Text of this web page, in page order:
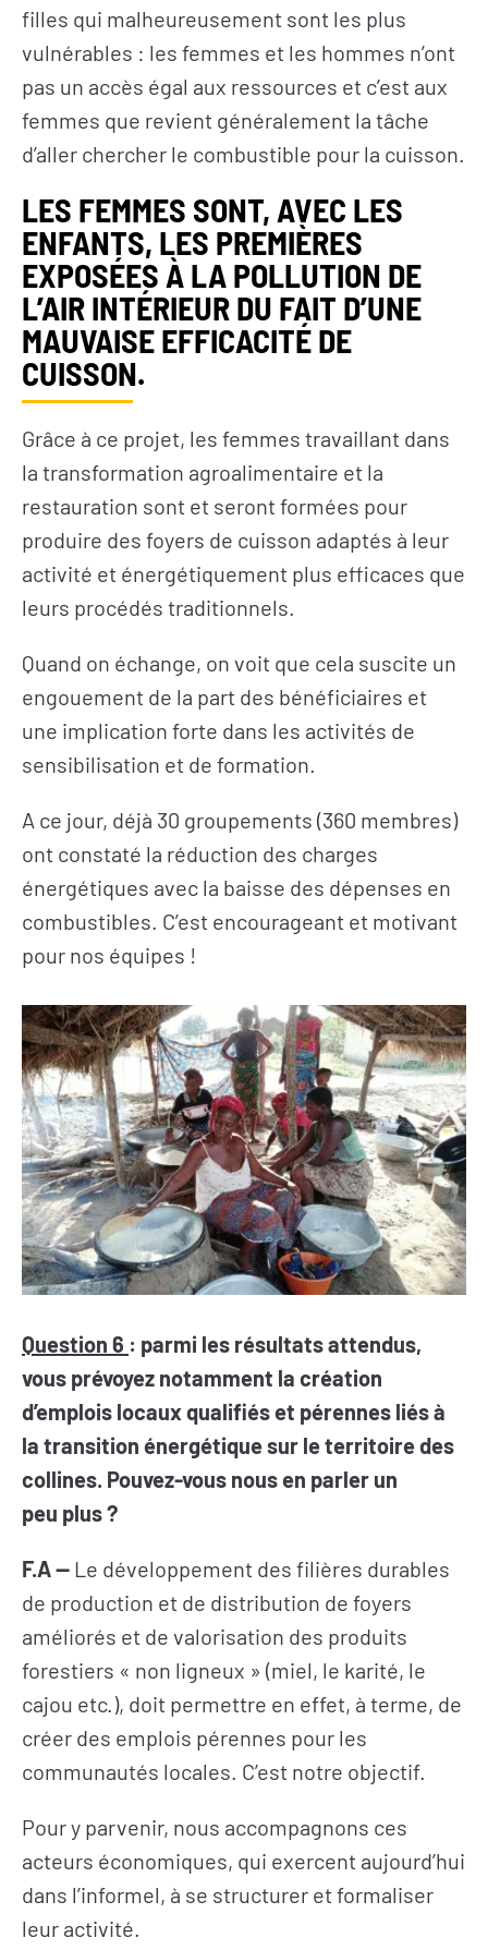
filles qui malheureusement sont les plus
vulnérables : les femmes et les hommes n’ont
pas un accès égal aux ressources et c’est aux
femmes que revient généralement la tâche
d’aller chercher le combustible pour la cuisson.
LES FEMMES SONT, AVEC LES
ENFANTS, LES PREMIÈRES
EXPOSÉES À LA POLLUTION DE
L’AIR INTÉRIEUR DU FAIT D’UNE
MAUVAISE EFFICACITÉ DE
CUISSON.
Grâce à ce projet, les femmes travaillant dans
la transformation agroalimentaire et la
restauration sont et seront formées pour
produire des foyers de cuisson adaptés à leur
activité et énergétiquement plus efficaces que
leurs procédés traditionnels.
Quand on échange, on voit que cela suscite un
engouement de la part des bénéficiaires et
une implication forte dans les activités de
sensibilisation et de formation.
A ce jour, déjà 30 groupements (360 membres)
ont constaté la réduction des charges
énergétiques avec la baisse des dépenses en
combustibles. C’est encourageant et motivant
pour nos équipes !
Question 6 : parmi les résultats attendus,
vous prévoyez notamment la création
d’emplois locaux qualifiés et pérennes liés à
la transition énergétique sur le territoire des
collines. Pouvez-vous nous en parler un
peu plus ?
F.A— Le développement des filières durables
de production et de distribution de foyers
améliorés et de valorisation des produits
forestiers « non ligneux » (miel, le karité, le
cajou etc.), doit permettre en effet, à terme, de
créer des emplois pérennes pour les
communautés locales. C’est notre objectif.
Pour y parvenir, nous accompagnons ces
acteurs économiques, qui exercent aujourd’hui
dans l’informel, à se structurer et formaliser
leur activité.